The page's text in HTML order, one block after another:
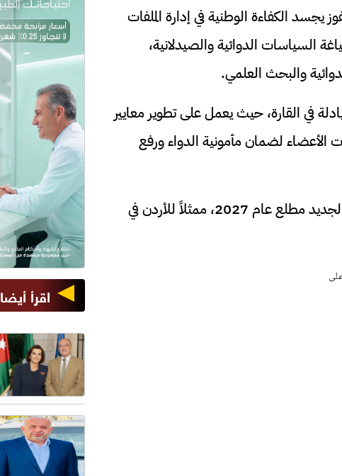
يجسد الكفاءة الوطنية في إدارة الملفات
السياسات الدوائية والصيدلانية،
والبحث العلمي.
في القارة، حيث يعمل على تطوير معايير
الأعضاء لضمان مأمونية الدواء ورفع
يشار إلى أن الدكتور الكيلاني سيباشر مهامه في منصبه الجديد مطلع عام 2027، ممثلاً للأردن في
اقرأ أيضا